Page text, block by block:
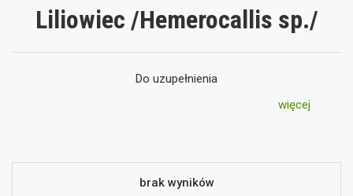
Liliowiec /Hemerocallis sp./
Do uzupełnienia
więcej
brak wyników